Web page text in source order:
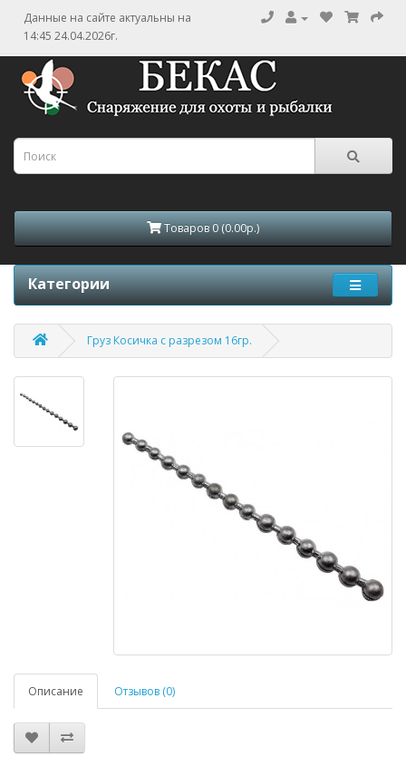
Данные на сайте актуальны на
14:45 24.04.2026г.
Товаров 0 (0.00р.)
Категории
Груз Косичка с разрезом 16гр.
Описание Отзывов (0)